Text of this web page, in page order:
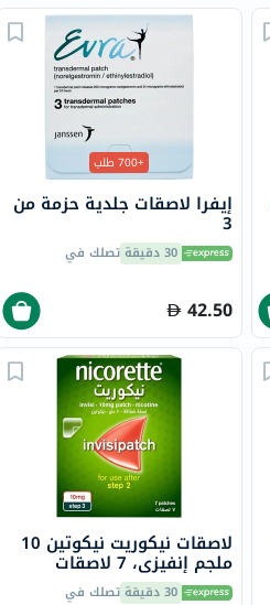
+700 طلب
إيفرا لاصقات جلدية حزمة من
3
30 دقيقة تصلك في
42.50
لاصقات نيكوريت نيكوتين 10
ملجم إنفيزي، 7 لاصقات
30 دقيقة تصلك في